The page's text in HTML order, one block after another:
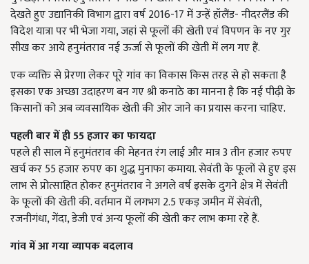
देखते हुए उद्यानिकी विभाग द्वारा वर्ष 2016-17 में उन्हें हॉलैंड- नीदरलैंड की
विदेश यात्रा पर भी भेजा गया, जहां से फूलों की खेती एवं विपणन के नए गुर
सीख कर आये हनुमंतराव नई ऊर्जा से फूलों की खेती में लग गए हैं.
एक व्यक्ति से प्रेरणा लेकर पूरे गांव का विकास किस तरह से हो सकता है
इसका एक अच्छा उदाहरण बन गए श्री कनाठे का मानना है कि नई पीढ़ी के
किसानों को अब व्यवसायिक खेती की ओर जाने का प्रयास करना चाहिए.
पहली बार में ही 55 हजार का फायदा
पहले ही साल में हनुमंतराव की मेहनत रंग लाई और मात्र 3 तीन हजार रुपए
खर्च कर 55 हजार रुपए का शुद्ध मुनाफा कमाया. सेवंती के फूलों से हुए इस
लाभ से प्रोत्साहित होकर हनुमंतराव ने अगले वर्ष इसके दुगने क्षेत्र में सेवंती
के फूलों की खेती की. वर्तमान में लगभग 2.5 एकड़ जमीन में सेवंती,
रजनीगंधा, गेंदा, डेजी एवं अन्य फूलों की खेती कर लाभ कमा रहे हैं.
गांव में आ गया व्यापक बदलाव